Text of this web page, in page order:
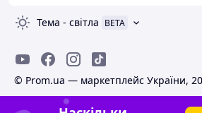
Тема - світла BETA
© Prom.ua — маркетплейс України,